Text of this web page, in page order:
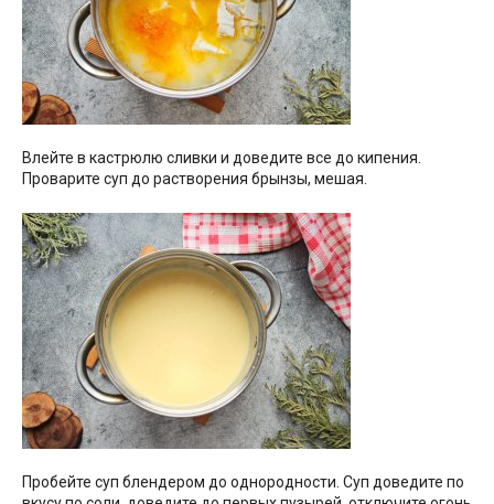
Влейте в кастрюлю сливки и доведите все до кипения.
Проварите суп до растворения брынзы, мешая.
Пробейте суп блендером до однородности. Суп доведите по